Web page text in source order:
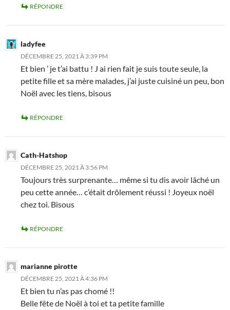
RÉPONDRE
ladyfee
DÉCEMBRE 25, 2021 À 3:39 PM
Et bien ’ je t’ai battu ! J ai rien fait je suis toute seule, la
petite fille et sa mère malades, j’ai juste cuisiné un peu, bon
Noël avec les tiens, bisous
RÉPONDRE
Cath-Hatshop
DÉCEMBRE 25, 2021 À 3:56 PM
Toujours très surprenante… même si tu dis avoir lâché un
peu cette année… c’était drôlement réussi ! Joyeux noël
chez toi. Bisous
RÉPONDRE
marianne pirotte
DÉCEMBRE 25, 2021 À 4:36 PM
Et bien tu n’as pas chomé !!
Belle fête de Noël à toi et ta petite famille